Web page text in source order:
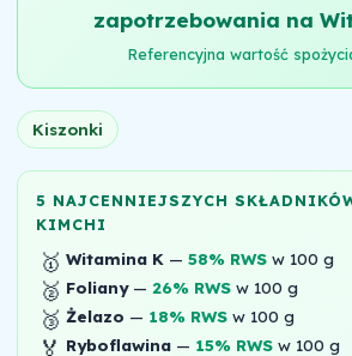
zapotrzebowania na
Referencyjna wartość
Kiszonki
5 NAJCENNIEJSZYCH
KIMCHI
🥇 Witamina K — 58% RWSw 100 g
🥈 Foliany— 26% RWSw 100 g
🥉 Żelazo — 18% RWSw 100 g
🏅 Ryboflawina— 15% RWSw 100 g